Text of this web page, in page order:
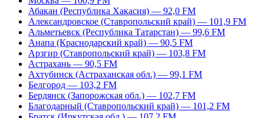
Абакан (Республика Хакасия) — 92,0 FM
Александровское (Ставропольский край) — 101,9 FM
Альметьевск (Республика Татарстан) — 99,6 FM
Анапа (Краснодарский край) — 90,5 FM
Арзгир (Ставропольский край) — 103,8 FM
Астрахань — 90,5 FM
Ахтубинск (Астраханская обл.) — 99,1 FM
Белгород — 103,2 FM
Бердянск (Запорожская обл.) — 102,7 FM
Благодарный (Ставропольский край) — 101,2 FM